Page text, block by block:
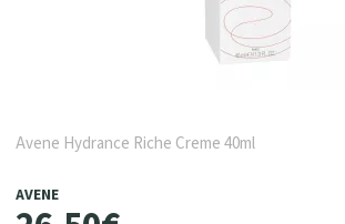
Avene Hydrance Riche Creme 40ml
AVENE